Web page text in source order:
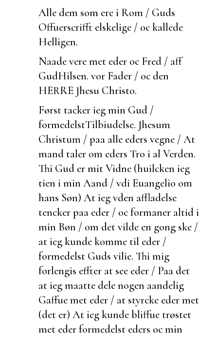
Alle dem som ere i Rom / Guds
Offuerscrifft elskelige / oc kallede
Helligen.
Naade vere met eder oc Fred / aff
GudHilsen. vor Fader / oc den
HERRE Jhesu Christo.
Først tacker ieg min Gud /
formedelstTilbiudelse. Jhesum
Christum / paa alle eders vegne / At
mand taler om eders Tro i al Verden.
Thi Gud er mit Vidne (huilcken ieg
tien i min Aand / vdi Euangelio om
hans Søn) At ieg vden affladelse
tencker paa eder / oc formaner altid i
min Bøn / om det vilde en gong ske /
at ieg kunde komme til eder /
formedelst Guds vilie. Thi mig
forlengis effter at see eder / Paa det
at ieg maatte dele nogen aandelig
Gaffue met eder / at styrcke eder met
(det er) At ieg kunde bliffue trøstet
met eder formedelst eders oc min